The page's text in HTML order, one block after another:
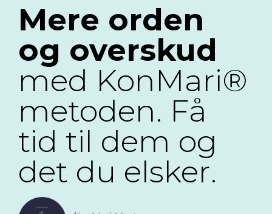
Mere orden
og overskud
med KonMari®
metoden. Få
tid til dem og
det du elsker.